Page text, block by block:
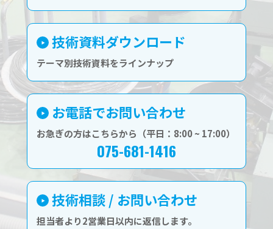
技術資料ダウンロード
テーマ別技術資料をラインナップ
お電話でお問い合わせ
お急ぎの方はこちらから（平日：8:00 ~ 17:00）
075-681-1416
技術相談 / お問い合わせ
担当者より2営業日以内に返信します。